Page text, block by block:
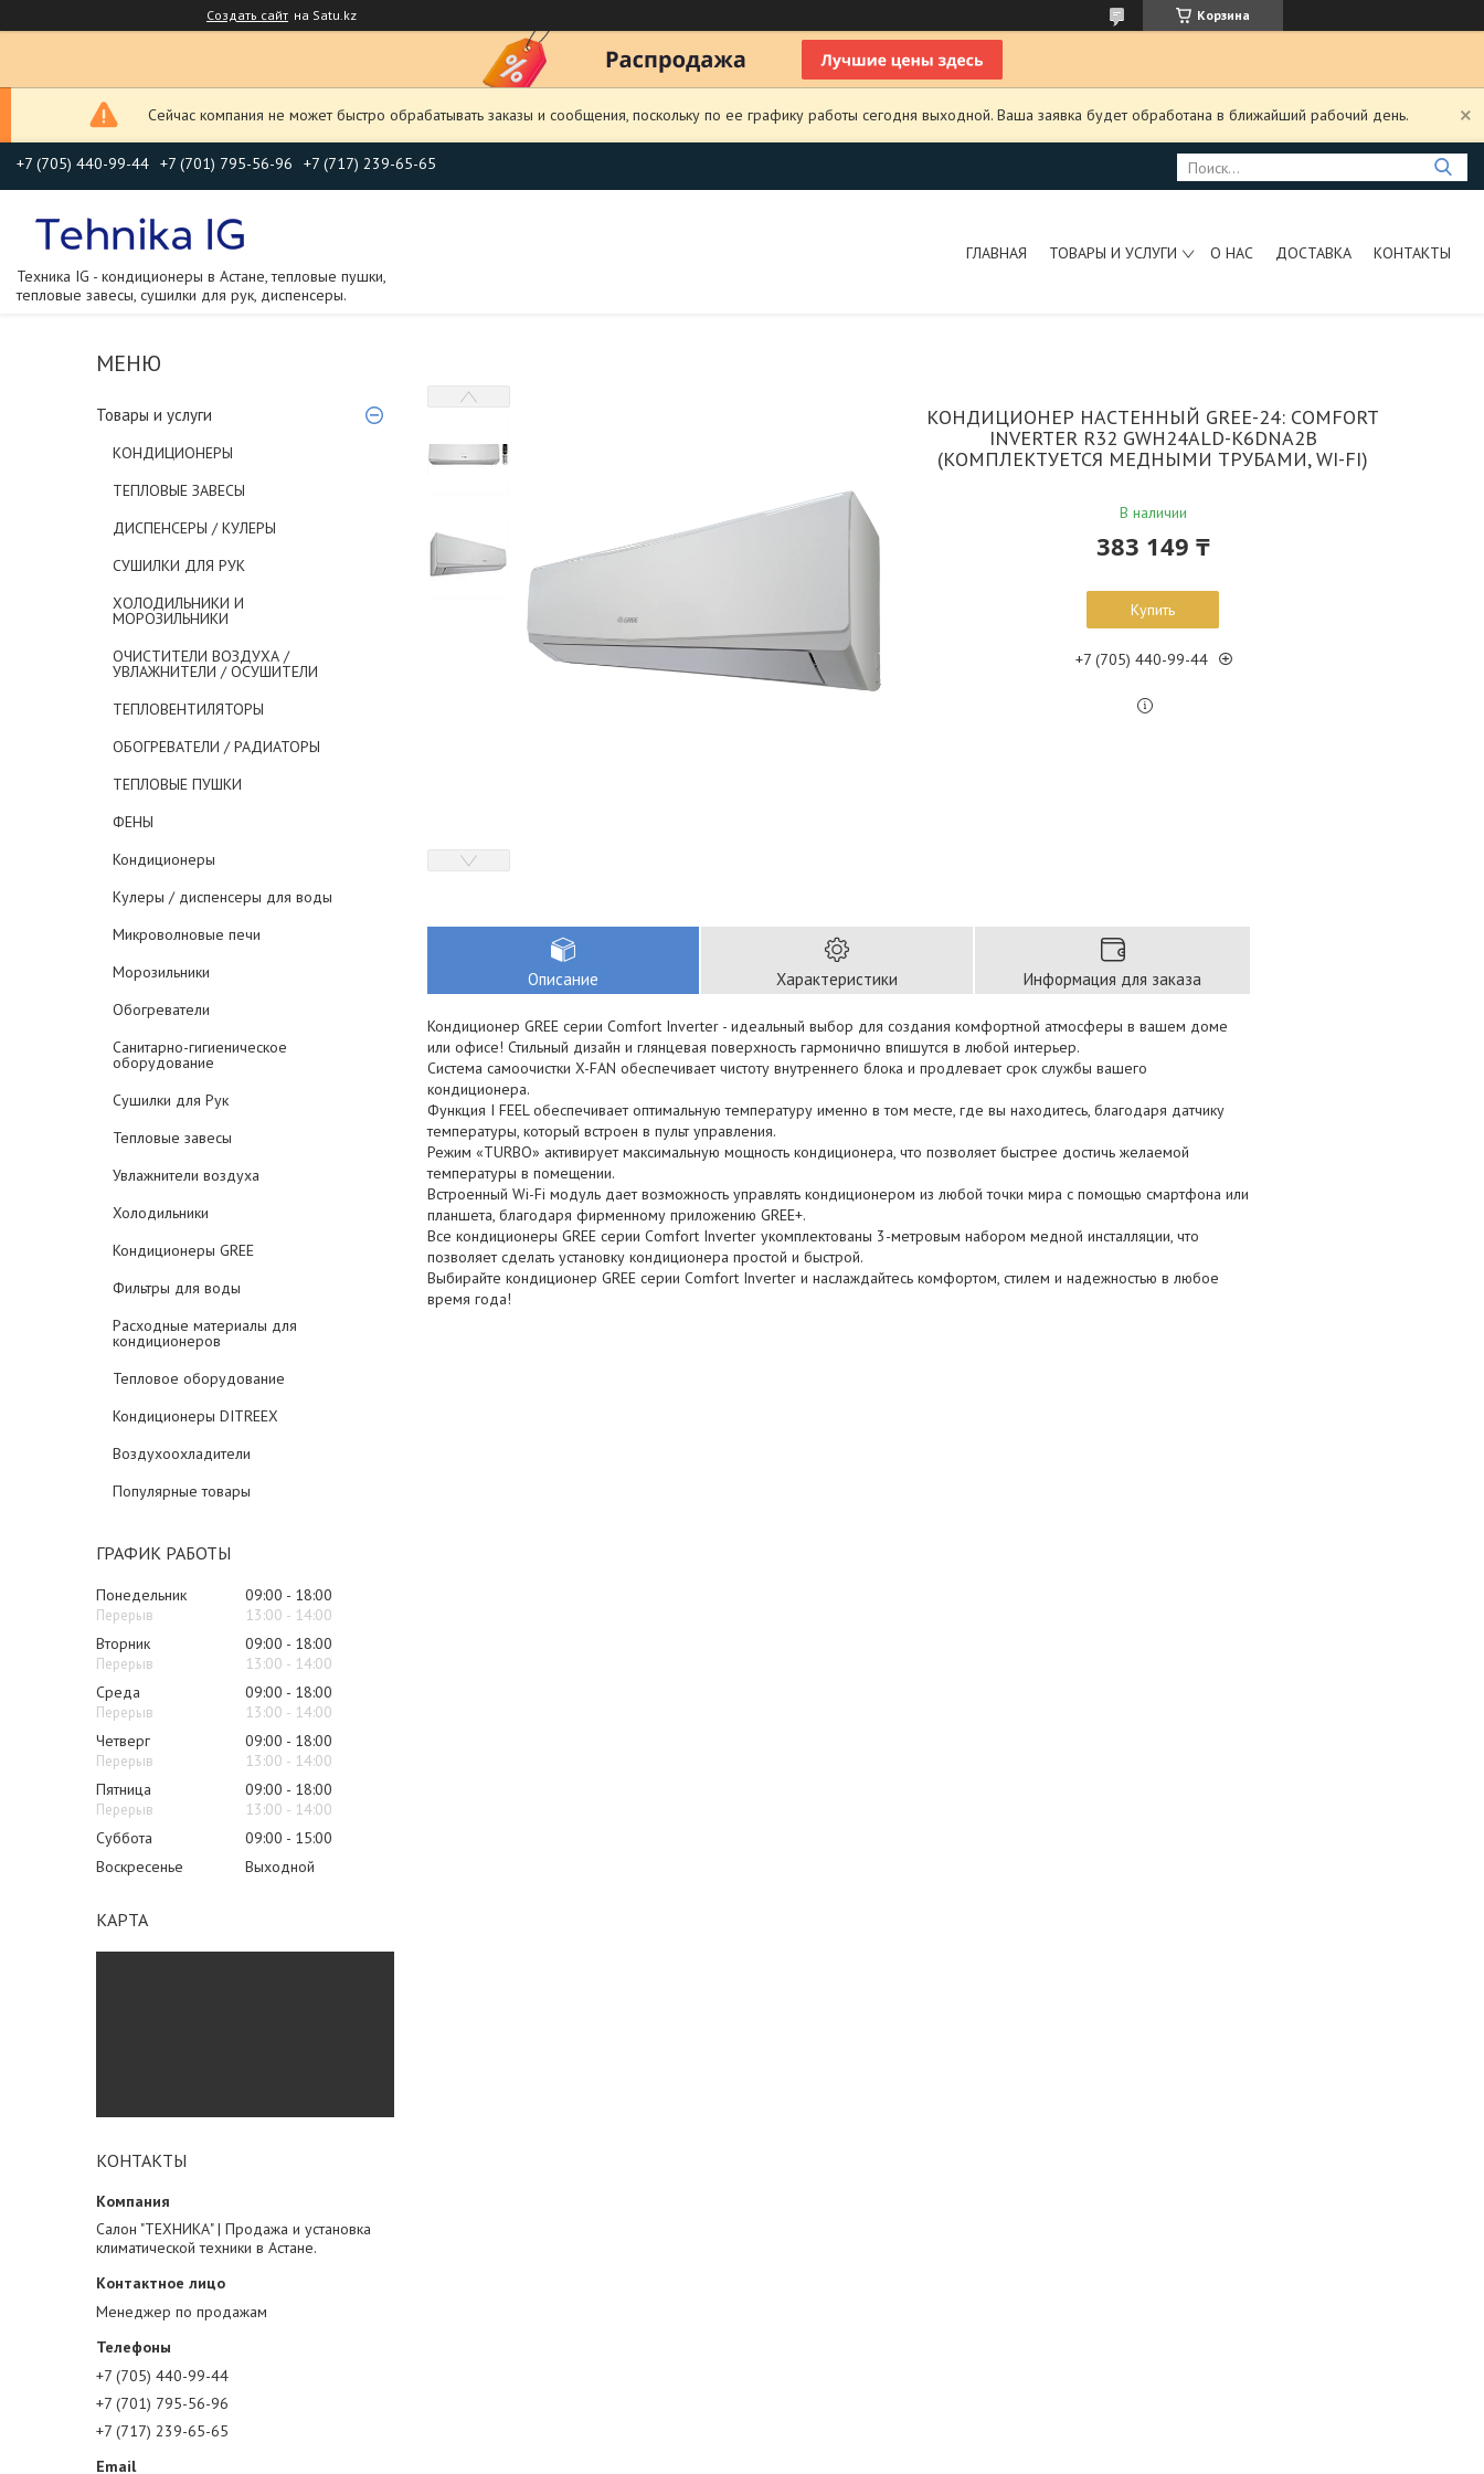
Создать сайт на Satu.kz Корзина
Сейчас компания не может быстро обрабатывать заказы и сообщения, поскольку по ее графику работы сегодня выходной. Ваша заявка будет обработана в ближайший рабочий день.
+7 (705) 440-99-44 +7 (701) 795-56-96 +7 (717) 239-65-65
Техника IG - кондиционеры в Астане, тепловые пушки,
тепловые завесы, сушилки для рук, диспенсеры.
ГЛАВНАЯ ТОВАРЫ И УСЛУГИ О НАС ДОСТАВКА КОНТАКТЫ
Товары и услуги
КОНДИЦИОНЕРЫ
ТЕПЛОВЫЕ ЗАВЕСЫ
ДИСПЕНСЕРЫ / КУЛЕРЫ
СУШИЛКИ ДЛЯ РУК
ХОЛОДИЛЬНИКИ И
МОРОЗИЛЬНИКИ
ОЧИСТИТЕЛИ ВОЗДУХА /
УВЛАЖНИТЕЛИ / ОСУШИТЕЛИ
ТЕПЛОВЕНТИЛЯТОРЫ
ОБОГРЕВАТЕЛИ / РАДИАТОРЫ
ТЕПЛОВЫЕ ПУШКИ
ФЕНЫ
Кондиционеры
Кулеры / диспенсеры для воды
Микроволновые печи
Морозильники
Обогреватели
Санитарно-гигиеническое
оборудование
Сушилки для Рук
Тепловые завесы
Увлажнители воздуха
Холодильники
Кондиционеры GREE
Фильтры для воды
Расходные материалы для
кондиционеров
Тепловое оборудование
Кондиционеры DITREEX
Воздухоохладители
Популярные товары
ГРАФИК РАБОТЫ
Понедельник 09:00
18:00
13:00
14:00
Вторник
09:00
18:00
13:00
14:00
Среда
09:00
18:00
13:00
14:00
Четверг
09:00
18:00
13:00
14:00
Пятница
09:00
18:00
13:00
14:00
Суббота
09:00
15:00
Воскресенье
Выходной
КАРТА
КОНТАКТЫ
Салон "ТЕХНИКА" | Продажа и установка
климатической техники в Астане.
Менеджер по продажам
+7 (705) 440-99-44
+7 (701) 795-56-96
+7 (717) 239-65-65
КОНДИЦИОНЕР НАСТЕННЫЙ GREE-24: COMFORT
INVERTER R32 GWH24ALD-K6DNA2B
(КОМПЛЕКТУЕТСЯ МЕДНЫМИ ТРУБАМИ, WI-FI)
В наличии
383 149 ₸
Купить
+7 (705) 440-99-44
Описание Характеристики Информация для заказа
Кондиционер GREE серии Comfort Inverter - идеальный выбор для создания комфортной атмосферы в вашем доме
или офисе! Стильный дизайн и глянцевая поверхность гармонично впишутся в любой интерьер.
Система самоочистки X-FAN обеспечивает чистоту внутреннего блока и продлевает срок службы вашего
кондиционера.
Функция I FEEL обеспечивает оптимальную температуру именно в том месте, где вы находитесь, благодаря датчику
температуры, который встроен в пульт управления.
Режим «TURBO» активирует максимальную мощность кондиционера, что позволяет быстрее достичь желаемой
температуры в помещении.
Встроенный Wi-Fi модуль дает возможность управлять кондиционером из любой точки мира с помощью смартфона или
планшета, благодаря фирменному приложению GREE+.
Все кондиционеры GREE серии Comfort Inverter укомплектованы 3-метровым набором медной инсталляции, что
позволяет сделать установку кондиционера простой и быстрой.
Выбирайте кондиционер GREE серии Comfort Inverter и наслаждайтесь комфортом, стилем и надежностью в любое
время года!